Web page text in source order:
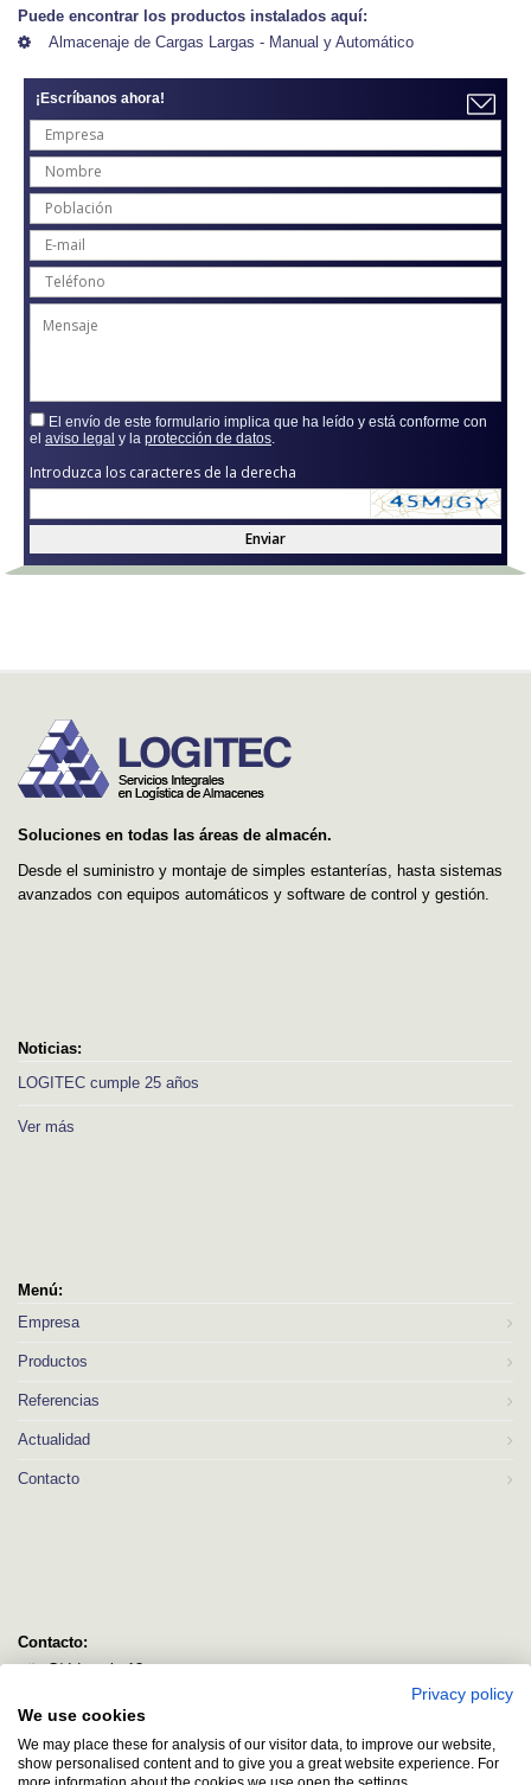
Puede encontrar los productos instalados aquí:
Almacenaje de Cargas Largas - Manual y Automático
¡Escríbanos ahora!
El envío de este formulario implica que ha leído y está conforme con
el aviso legal y la protección de datos
Introduzca los caracteres de la derecha
Enviar
Soluciones en todas las áreas de almacén.
Desde el suministro y montaje de simples estanterías, hasta sistemas
avanzados con equipos automáticos y software de control y gestión.
Noticias:
LOGITEC cumple 25 años
Ver más
Menú:
Empresa
Productos
Referencias
Actualidad
Contacto
Contacto:
C/ Idorsolo 13
Bizkaia
logitec@logitecsl.net
Privacy policy
We use cookies
We may place these for analysis of our visitor data, to improve our website,
show personalised content and to give you a great website experience. For